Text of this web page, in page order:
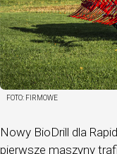
FOTO: FIRMOWE
Nowy BioDrill dla
pierwsze maszyny